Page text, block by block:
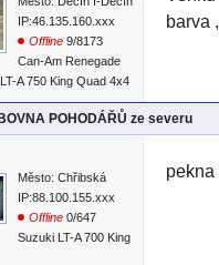
IP:46.135.160.xxx
Offline 9/8173
Can-Am Renegade
A 750 King Quad 4x4
barva
POHODÁŘŮ ze severu
Město: Chřibská
IP:88.100.155.xxx
Offline 0/647
Suzuki LT-A 700 King